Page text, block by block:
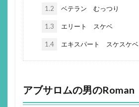
1.2 ベテラン むっつり
1.3 エリート スケベ
1.4 エキスパート スケスケベ
アブサロムの男のRoman